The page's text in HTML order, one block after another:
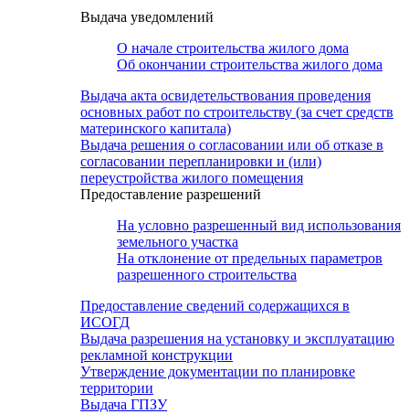
Выдача уведомлений
О начале строительства жилого дома
Об окончании строительства жилого дома
Выдача акта освидетельствования проведения
основных работ по строительству (за счет средств
материнского капитала)
Выдача решения о согласовании или об отказе в
согласовании перепланировки и (или)
переустройства жилого помещения
Предоставление разрешений
На условно разрешенный вид использования
земельного участка
На отклонение от предельных параметров
разрешенного строительства
Предоставление сведений содержащихся в
ИСОГД
Выдача разрешения на установку и эксплуатацию
рекламной конструкции
Утверждение документации по планировке
территории
Выдача ГПЗУ